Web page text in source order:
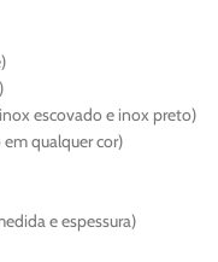
escovado e inox preto)
qualquer cor)
e espessura)